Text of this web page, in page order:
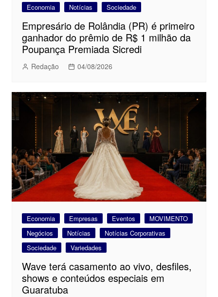
Economia Notícias Sociedade
Empresário de Rolândia (PR) é primeiro
ganhador do prêmio de R$ 1 milhão da
Poupança Premiada Sicredi
Redação 04/08/2026
Economia Empresas Eventos
MOVIMENTO
Negócios
Notícias
Notícias Corporativas
Sociedade
Variedades
Wave terá casamento ao vivo, desfiles,
shows e conteúdos especiais em
Guaratuba